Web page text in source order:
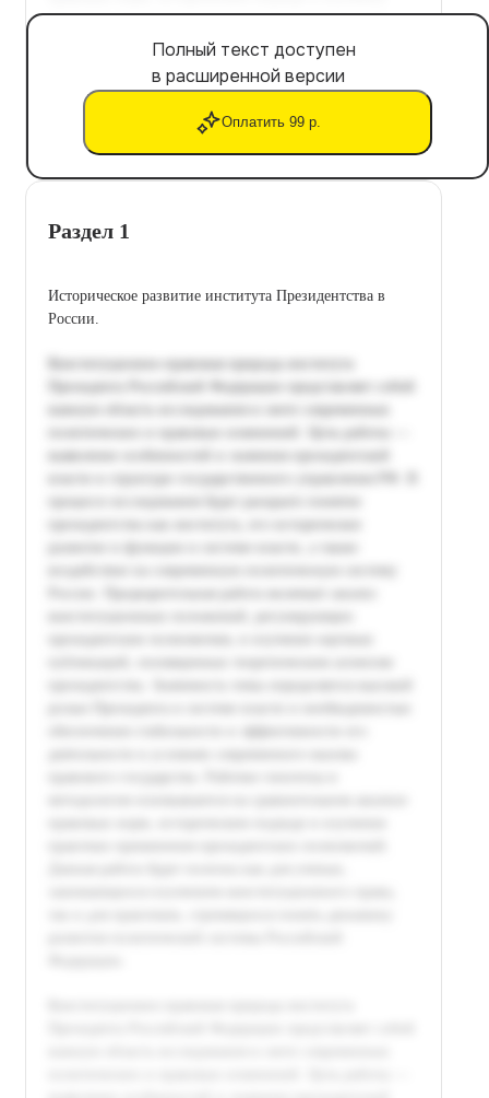
Полный текст доступен
в расширенной версии
Оплатить 99 р.
Раздел 1
Историческое развитие института Президентства в
России.